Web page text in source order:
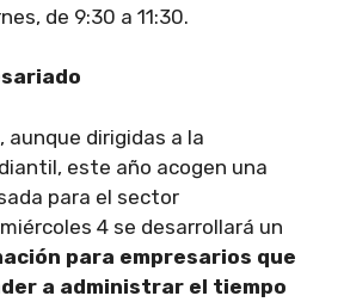
de 9:30 a 11:30.
aunque dirigidas a la
este año acogen una
para el sector
4 se desarrollará un
para empresarios que
a administrar el tiempo